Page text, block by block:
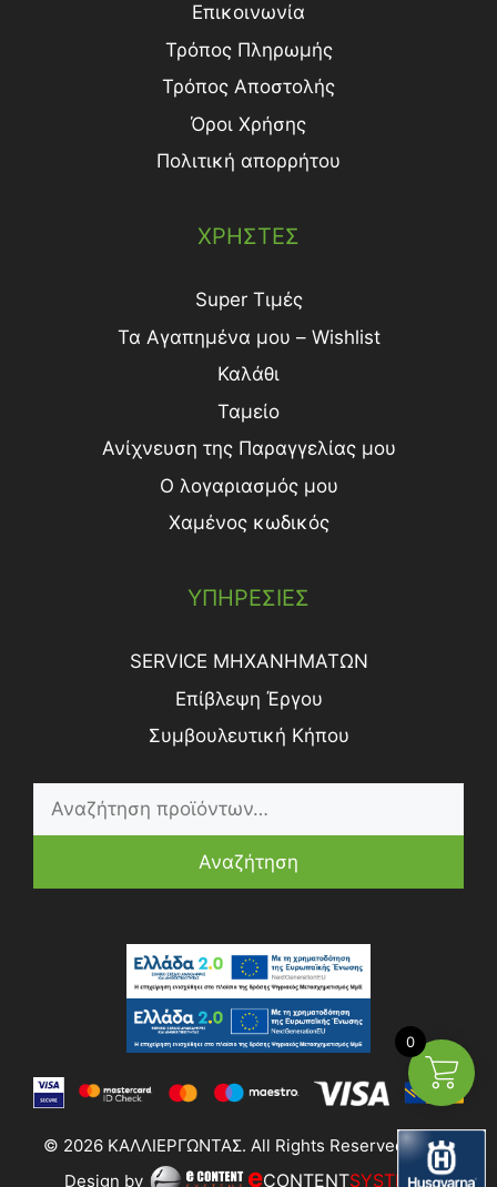
Επικοινωνία
Τρόπος Πληρωμής
Τρόπος Aποστολής
Όροι Χρήσης
Πολιτική απορρήτου
ΧΡΗΣΤΕΣ
Super Τιμές
Τα Αγαπημένα μου – Wishlist
Καλάθι
Ταμείο
Ανίχνευση της Παραγγελίας μου
Ο λογαριασμός μου
Χαμένος κωδικός
ΥΠΗΡΕΣΙΕΣ
SERVICE ΜΗΧΑΝΗΜΑΤΩΝ
Επίβλεψη Έργου
Συμβουλευτική Κήπου
Αναζήτηση
© 2026 ΚΑΛΛΙΕΡΓΩΝΤΑΣ. All Rights Reserved | Web
Design by
eCONTENTSYSTEMS
0